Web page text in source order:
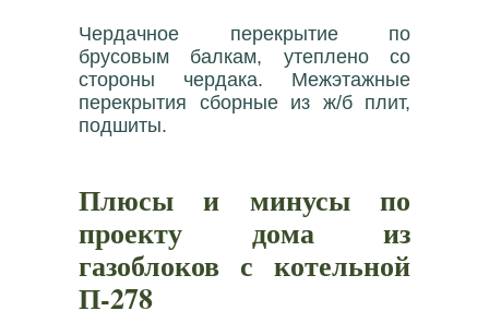
Чердачное перекрытие по
брусовым балкам, утеплено со
стороны чердака. Межэтажные
перекрытия сборные из ж/б плит,
подшиты.
Плюсы и минусы по
проекту дома из
газоблоков с котельной
П-278